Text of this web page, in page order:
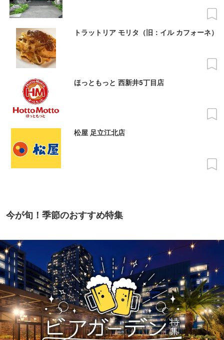
トラットリア モリタ（旧：イル カフォーネ）
ほっともっと 西新井5丁目店
松屋 足立江北店
今が旬！季節のおすすめ特集